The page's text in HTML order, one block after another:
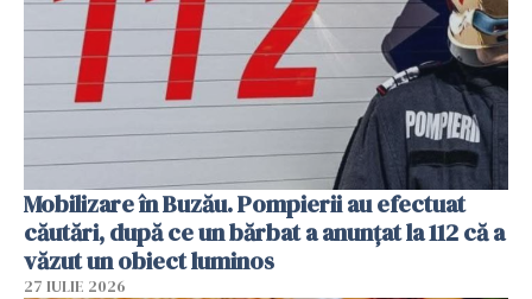
Mobilizare în Buzău. Pompierii au efectuat
căutări, după ce un bărbat a anunțat la 112 că a
văzut un obiect luminos
27 IULIE 2026